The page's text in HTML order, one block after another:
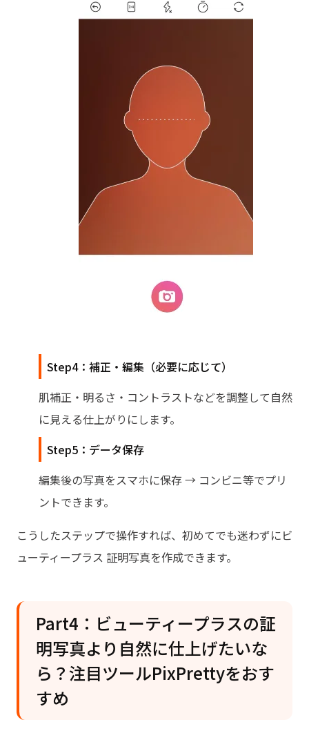
Step4：補正・編集（必要に応じて）
肌補正・明るさ・コントラストなどを調整して自然
に見える仕上がりにします。
Step5：データ保存
編集後の写真をスマホに保存 → コンビニ等でプリ
ントできます。
こうしたステップで操作すれば、初めてでも迷わずにビ
ューティープラス 証明写真を作成できます。
Part4：ビューティープラスの証
明写真より自然に仕上げたいな
ら？注目ツールPixPrettyをおす
すめ